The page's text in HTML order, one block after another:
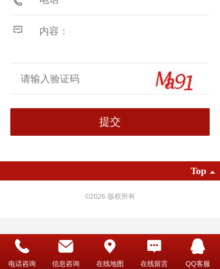
Top
©2026 版权所有
电话咨询 信息咨询 在线地图 在线留言 QQ客服